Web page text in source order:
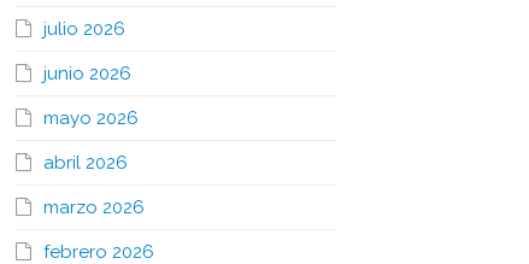
julio 2026
junio 2026
mayo 2026
abril 2026
marzo 2026
febrero 2026